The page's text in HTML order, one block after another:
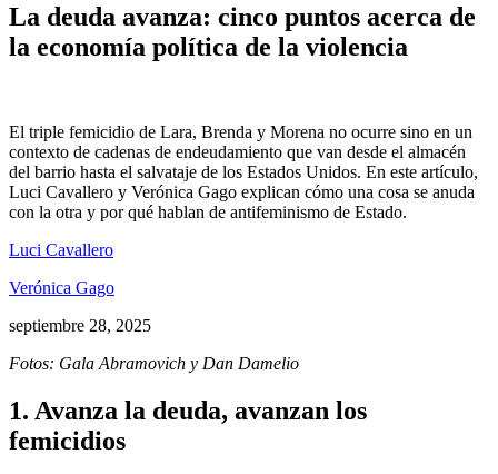
La deuda avanza: cinco puntos acerca de
la economía política de la violencia
El triple femicidio de Lara, Brenda y Morena no ocurre sino en un
contexto de cadenas de endeudamiento que van desde el almacén
del barrio hasta el salvataje de los Estados Unidos. En este artículo,
Luci Cavallero y Verónica Gago explican cómo una cosa se anuda
con la otra y por qué hablan de antifeminismo de Estado.
Luci Cavallero
Verónica Gago
septiembre 28, 2025
Fotos: Gala Abramovich y Dan Damelio
1. Avanza la deuda, avanzan los
femicidios